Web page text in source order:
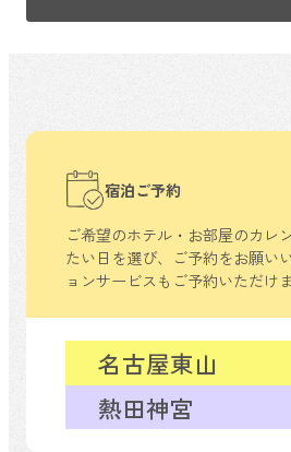
宿泊ご予約
ご希望のホテル・お部屋のカレ
たい日を選び、ご予約をお願い
ョンサービスもご予約いただけま
熱田神宮
名古屋東山